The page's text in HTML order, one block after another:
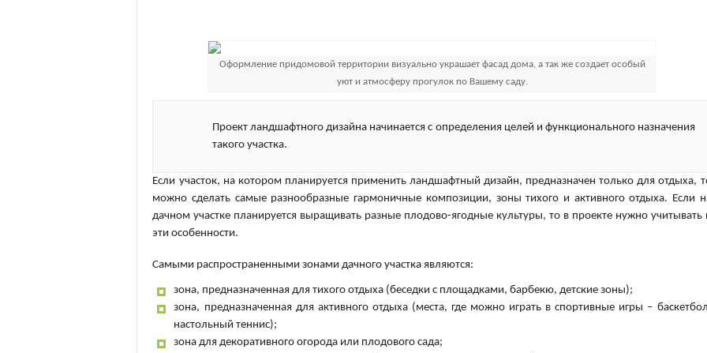
Оформление придомовой территории визуально украшает фасад дома, а так же создает особый
уют и атмосферу прогулок по Вашему саду.
Проект ландшафтного дизайна начинается с определения целей и функционального назначения
такого участка.
Если участок, на котором планируется применить ландшафтный дизайн, предназначен только для отдыха,
можно сделать самые разнообразные гармоничные композиции, зоны тихого и активного отдыха. Если
дачном участке планируется выращивать разные плодово-ягодные культуры, то в проекте нужно учитывать
эти особенности.
Самыми распространенными зонами дачного участка являются:
зона, предназначенная для тихого отдыха (беседки с площадками, барбекю, детские зоны);
зона, предназначенная для активного отдыха (места, где можно играть в спортивные игры –
настольный теннис);
зона для декоративного огорода или плодового сада;